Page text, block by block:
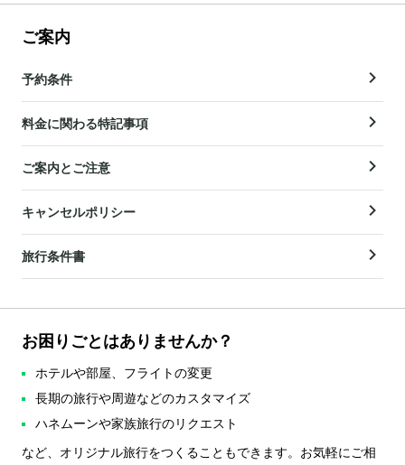
ご案内
予約条件
料金に関わる特記事項
ご案内とご注意
キャンセルポリシー
旅行条件書
お困りごとはありませんか？
ホテルや部屋、フライトの変更
長期の旅行や周遊などのカスタマイズ
ハネムーンや家族旅行のリクエスト
など、オリジナル旅行をつくることもできます。お気軽にご相